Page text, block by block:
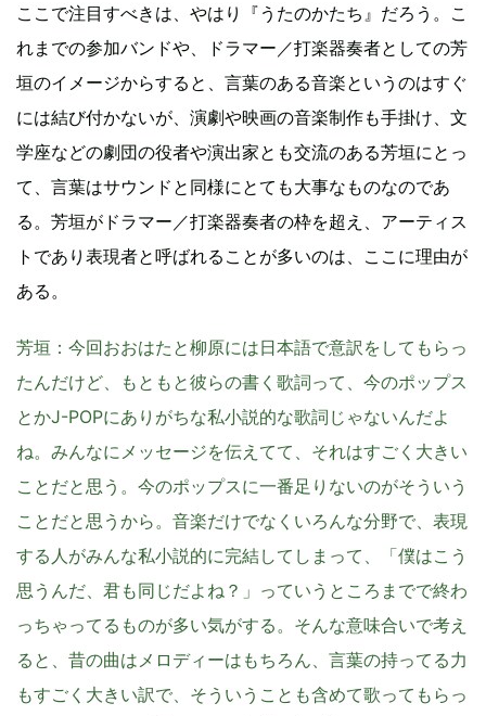
ここで注目すべきは、やはり『うたのかたち』だろう。こ
れまでの参加バンドや、ドラマー／打楽器奏者としての芳
垣のイメージからすると、言葉のある音楽というのはすぐ
には結び付かないが、演劇や映画の音楽制作も手掛け、文
学座などの劇団の役者や演出家とも交流のある芳垣にとっ
て、言葉はサウンドと同様にとても大事なものなのであ
る。芳垣がドラマー／打楽器奏者の枠を超え、アーティス
トであり表現者と呼ばれることが多いのは、ここに理由が
ある。
芳垣 ：今回おおはたと柳原には日本語で意訳をしてもらっ
たんだけど、もともと彼らの書く歌詞って、今のポップス
とかJ-POPにありがちな私小説的な歌詞じゃないんだよ
ね。みんなにメッセージを伝えてて、それはすごく大きい
ことだと思う。今のポップスに一番足りないのがそういう
ことだと思うから。音楽だけでなくいろんな分野で、表現
する人がみんな私小説的に完結してしまって、「僕はこう
思うんだ、君も同じだよね？」っていうところまでで終わ
っちゃってるものが多い気がする。そんな意味合いで考え
ると、昔の曲はメロディーはもちろん、言葉の持ってる力
もすごく大きい訳で、そういうことも含めて歌ってもらっ